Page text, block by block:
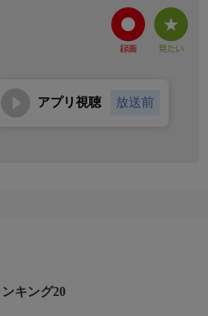
アプリ視聴 放送前
キング20